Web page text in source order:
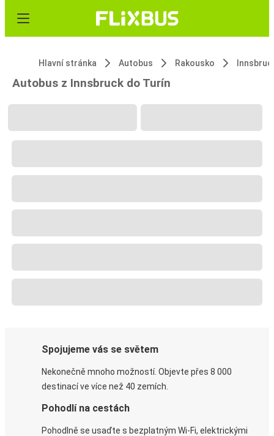
Hlavní stránka Autobus Rakousko
Autobus z Innsbruck do Turín
Spojujeme vás se světem
Nekonečně mnoho možností. Objevte přes 8 000
destinací ve více než 40 zemích.
Pohodlí na cestách
Pohodlně se usaďte s bezplatným Wi-Fi, elektrickými